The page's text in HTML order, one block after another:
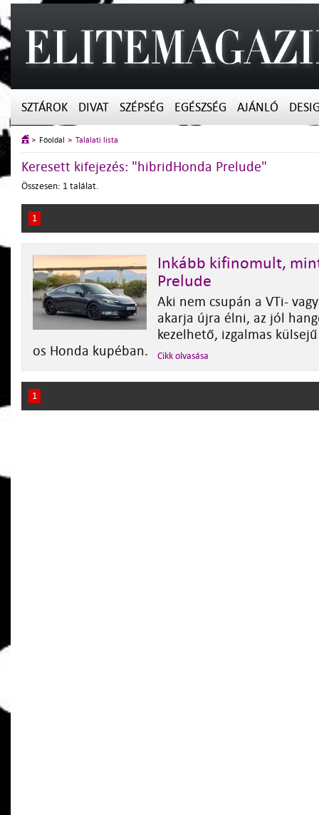
SZTÁROK DIVAT SZÉPSÉG EGÉSZSÉG AJÁNLÓ
Főoldal Találati lista
Keresett kifejezés: "hibridHonda Prelude"
Összesen: 1 találat.
1
Inkább kifinomult,
Prelude
Aki nem csupán a VTi-
akarja újra élni, az jól
kezelhető, izgalmas
os Honda kupéban.
Cikk olvasása
1